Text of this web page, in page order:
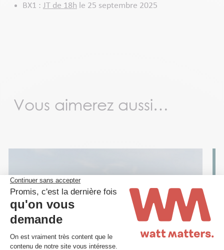
BX1 : JT de 18h le 25 septembre 2025
Vous aimerez aussi…